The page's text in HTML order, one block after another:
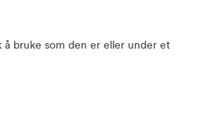
bruke som den er eller under et